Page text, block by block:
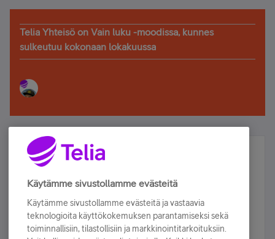
Telia Yhteisö on Vain luku -moodissa, kunnes
sulkeutuu kokonaan lokakuussa
Älä jää paitsi – osallistu ja voita!
Tilaa Telian uutiskirje ja olet mukana arvonnassa.
sähköpostiisi.
Käytämme sivustollamme evästeitä
Käytämme sivustollamme evästeitä ja vastaavia
teknologioita käyttökokemuksen parantamiseksi sekä
toiminnallisiin, tilastollisiin ja markkinointitarkoituksiin.